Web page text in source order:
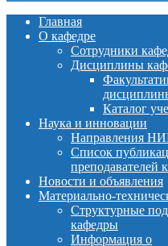
Главная
О кафедре
Сотрудники
Дисциплины
Каталог
Наука и инновации
Направления
Список
преподавателей
Новости и объявления
Материально-
Структурные
кафедры
Информация о